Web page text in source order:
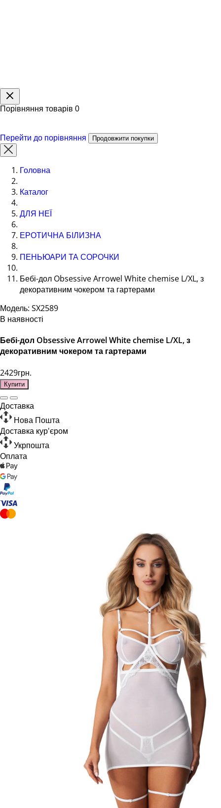
Порівняння товарів 0
Перейти до порівняння Продовжити покупки
Головна
Каталог
ДЛЯ НЕЇ
ЕРОТИЧНА БІЛИЗНА
ПЕНЬЮАРИ ТА СОРОЧКИ
Бебі-дол Obsessive Arrowel White chemise L/XL, з
декоративним чокером та гартерами
Модель: SX2589
В наявності
Бебі-дол Obsessive Arrowel White chemise L/XL, з
декоративним чокером та гартерами
2429грн.
Купити
Доставка
Нова Пошта
Доставка кур'єром
Укрпошта
Оплата